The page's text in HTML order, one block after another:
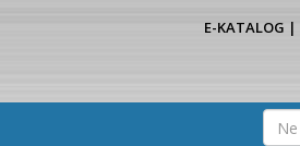
E-KATALOG |